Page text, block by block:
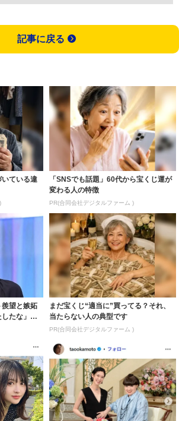
記事に戻る
ている違
「SNSでも話題」60代から宝くじ運が
変わる人の特徴
PR(合同会社デジタルファーム )
望と嫉妬
たな」
まだ宝くじ“適当に”買ってる？それ、
当たらない人の典型です
PR(合同会社デジタルファーム )